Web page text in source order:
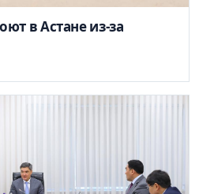
в Астане из-за